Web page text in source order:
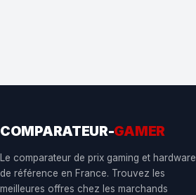
COMPARATEUR-GAMER
Le comparateur de prix gaming et hardware
de référence en France. Trouvez les
meilleures offres chez les marchands